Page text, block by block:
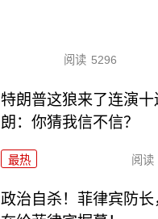
阅读 5296
特朗普这狼来了连演十
朗：你猜我信不信？
最热 阅读
政治自杀！菲律宾防长